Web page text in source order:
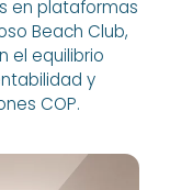
en plataformas
Beach Club,
el equilibrio
y
COP.